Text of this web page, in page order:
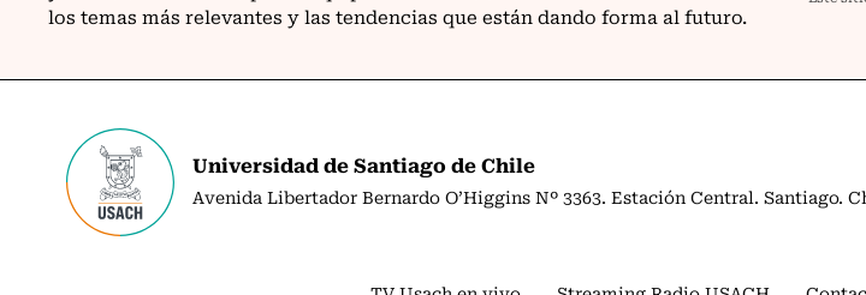
Universidad de Santiago de Chile
Avenida Libertador Bernardo O’Higgins Nº 3363. Estación Central. Santiago.